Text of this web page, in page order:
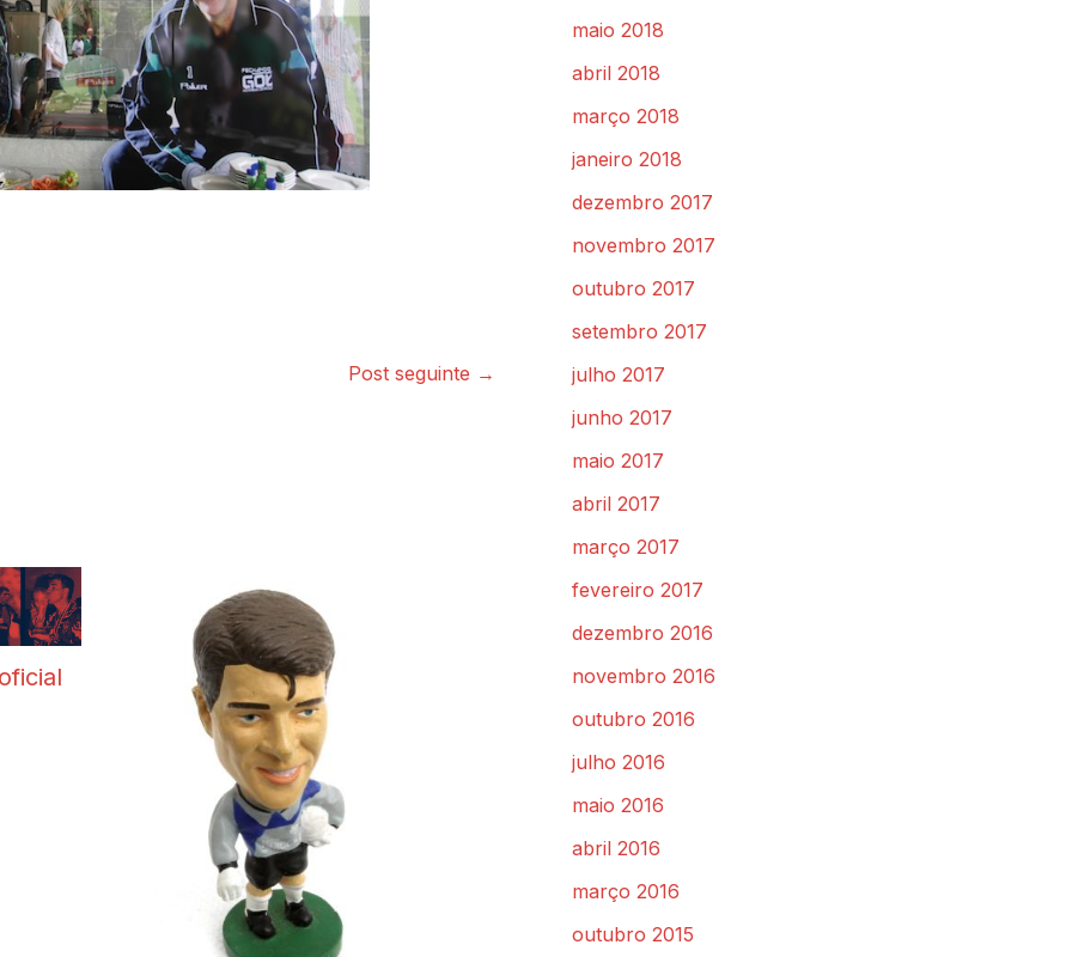
Post seguinte →
maio 2018
abril 2018
março 2018
janeiro 2018
dezembro 2017
novembro 2017
outubro 2017
setembro 2017
julho 2017
junho 2017
maio 2017
abril 2017
março 2017
fevereiro 2017
dezembro 2016
novembro 2016
outubro 2016
julho 2016
maio 2016
abril 2016
março 2016
outubro 2015